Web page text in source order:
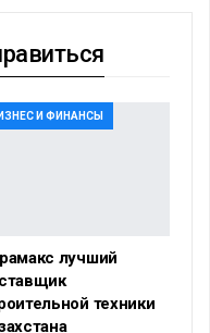
И ФИНАНСЫ
лучший
техники